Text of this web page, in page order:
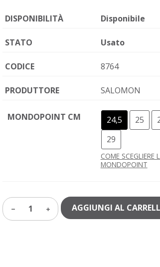
DISPONIBILITÀ Disponibile
STATO Usato
CODICE 8764
PRODUTTORE SALOMON
MONDOPOINT CM 24,5 25
29
COME
MONDOPOINT
1 AGGIUNGI AL